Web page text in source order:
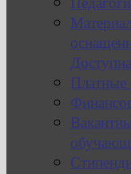
Платные